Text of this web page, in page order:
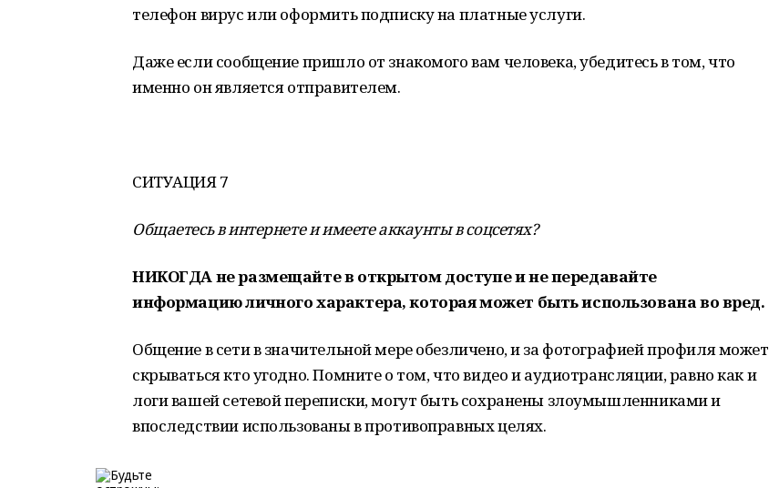
телефон вирус или оформить подписку на платные услуги.
Даже если сообщение пришло от знакомого вам человека, убедитесь в том, что
именно он является отправителем.
СИТУАЦИЯ 7
Общаетесь в интернете и имеете аккаунты в соцсетях?
НИКОГДА не размещайте в открытом доступе и не передавайте
информацию личного характера, которая может быть использована во вред.
Общение в сети в значительной мере обезличено, и за фотографией профиля может
скрываться кто угодно. Помните о том, что видео и аудиотрансляции, равно как и
логи вашей сетевой переписки, могут быть сохранены злоумышленниками и
впоследствии использованы в противоправных целях.